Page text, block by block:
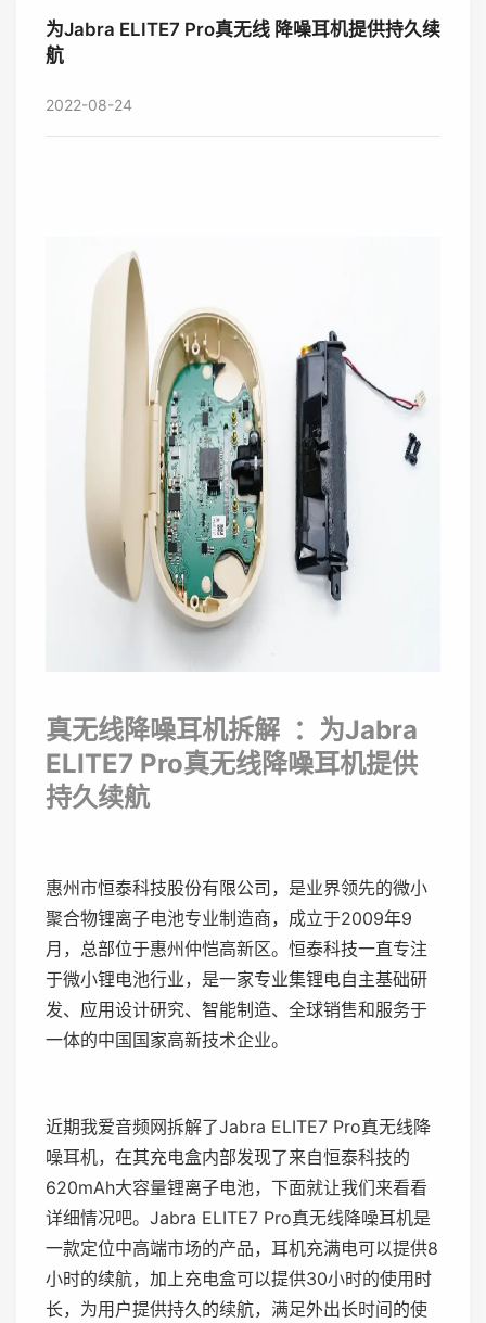
为Jabra ELITE7 Pro真无线 降噪耳机提供持久续
航
2022-08-24
真无线降噪耳机拆解 ：为Jabra
ELITE7 Pro真无线降噪耳机提供
持久续航
惠州市恒泰科技股份有限公司，是业界领先的微小
聚合物锂离子电池专业制造商，成立于2009年9
月，总部位于惠州仲恺高新区。 恒泰科技一直专注
于微小锂电池行业，是一家专业集锂电自主基础研
发、应用设计研究、智能制造、全球销售和服务于
一体的中国国家高新技术企业。
近期我爱音频网拆解了Jabra ELITE7 Pro真无线降
噪耳机，在其充电盒内部发现了来自恒泰科技的
620mAh大容量锂离子电池，下面就让我们来看看
详细情况吧。Jabra ELITE7 Pro真无线降噪耳机是
一款定位中高端市场的产品，耳机充满电可以提供8
小时的续航，加上充电盒可以提供30小时的使用时
长，为用户提供持久的续航，满足外出长时间的使